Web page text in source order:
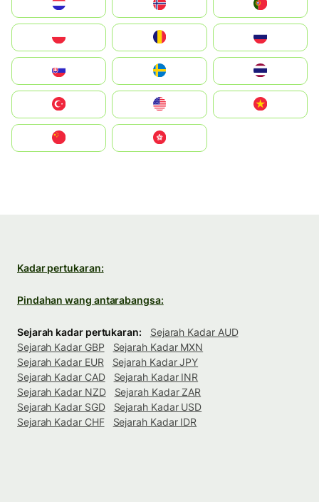
United States
中國香港特別行政區
Kadar pertukaran:
Pindahan wang antarabangsa:
Sejarah kadar pertukaran:
Sejarah Kadar AUD
Sejarah Kadar GBP
Sejarah Kadar MXN
Sejarah Kadar EUR
Sejarah Kadar JPY
Sejarah Kadar CAD
Sejarah Kadar INR
Sejarah Kadar NZD
Sejarah Kadar ZAR
Sejarah Kadar SGD
Sejarah Kadar USD
Sejarah Kadar CHF
Sejarah Kadar IDR